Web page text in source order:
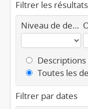
Filtrer les
Niveau de description
Toutes les
Filtrer par dates